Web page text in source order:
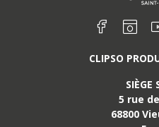
Retrouvez nous sur :
CLIPSO
SIÈGE
5 rue
68800